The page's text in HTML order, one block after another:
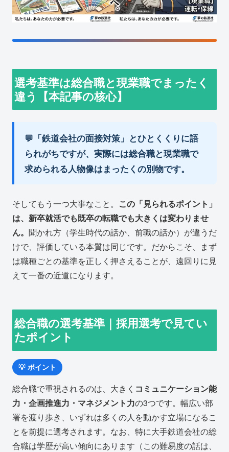
選考基準は総合職と現業職でまったく
違う【本記事の核心】
💬「鉄道会社の面接対策」とひとくくりに語
られがちですが、実際には総合職と現業職で
求められる人物像はまったくの別物です。
そしてもう一つ大事なこと。 この「見られるポイント」
は、新卒就活でも既卒の転職でも大きくは変わりませ
ん。 聞かれ方（学生時代の話か、前職の話か）が違うだ
けで、評価している本質は同じです。だからこそ、まず
は職種ごとの基準を正しく押さえることが、遠回りに見
えて一番の近道になります。
総合職の選考基準｜採用選考で見てい
たポイント
💡 ポイント
総合職で重視されるのは、大きく コミュニケーション能
力・企画推進力・マネジメント力の3つです。幅広い部
署を渡り歩き、いずれは多くの人を動かす立場になるこ
とを前提に選考されます。なお、特に大手鉄道会社の総
合職は学歴が高い傾向にあります（この難易度の話は、